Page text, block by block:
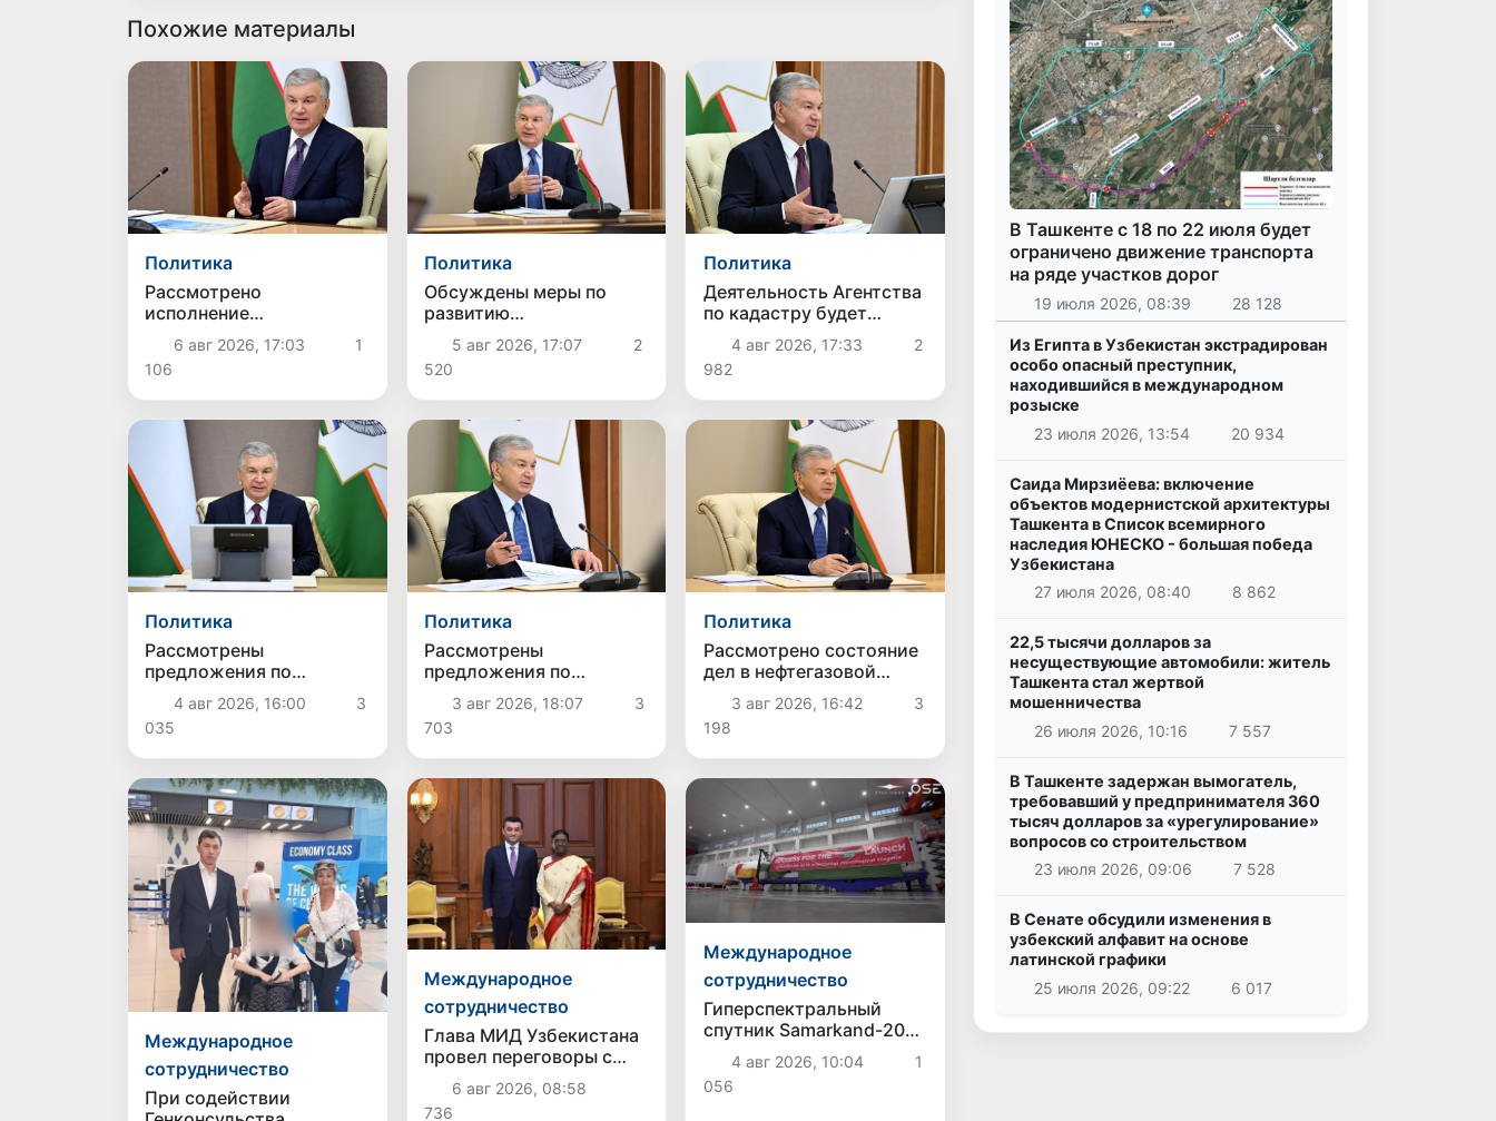
Похожие материалы
Политика
Рассмотрено
исполнение
приоритетных задач в
энергетической отрасли
6 авг 2026, 17:03
1
106
Политика
Обсуждены меры по
развитию
животноводства и
птицеводства
5 авг 2026, 17:07
2
520
Политика
Деятельность Агентства
по кадастру будет
организована на основе
новых подходов
4 авг 2026, 17:33
2
982
Политика
Рассмотрены
предложения по
совершенствованию
системы оплаты труда
государственных
служащих
4 авг 2026, 16:00
3
035
Политика
Рассмотрены
предложения по
дальнейшему
совершенствованию
системы социальной
защиты
3 авг 2026, 18:07
3
703
Политика
Рассмотрено состояние
дел в нефтегазовой
отрасли
3 авг 2026, 16:42
3
198
Международное
сотрудничество
При содействии
Международное
сотрудничество
Глава МИД Узбекистана
провел переговоры с
руководством Индии и
принял участие в
6 авг 2026, 08:58
736
Международное
сотрудничество
Гиперспектральный
спутник Samarkand-2028
будет запущен на орбиту
5 август
4 авг 2026, 10:04
1
056
В Ташкенте с 18 по 22 июля будет
ограничено движение транспорта
на ряде участков дорог
19 июля 2026, 08:39 28 128
Из Египта в Узбекистан экстрадирован
особо опасный преступник,
находившийся в международном
розыске
23 июля 2026, 13:54
20 934
Саида Мирзиёева: включение
объектов модернистской архитектуры
Ташкента в Список всемирного
наследия ЮНЕСКО - большая победа
Узбекистана
27 июля 2026, 08:40
8 862
22,5 тысячи долларов за
несуществующие автомобили: житель
Ташкента стал жертвой
мошенничества
26 июля 2026, 10:16
7 557
В Ташкенте задержан вымогатель,
требовавший у предпринимателя 360
тысяч долларов за «урегулирование»
вопросов со строительством
23 июля 2026, 09:06
7 528
В Сенате обсудили изменения в
узбекский алфавит на основе
латинской графики
25 июля 2026, 09:22
6 017